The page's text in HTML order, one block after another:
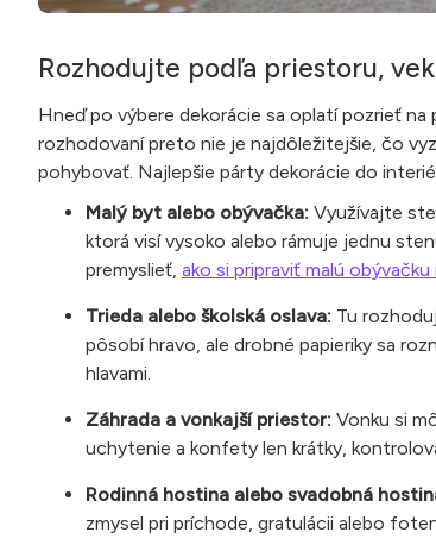
Rozhodujte podľa priestoru,
Hneď po výbere dekorácie sa oplatí pozrieť
rozhodovaní preto nie je najdôležitejšie, čo
pohybovať. Najlepšie párty dekorácie do
Malý byt alebo obývačka: Využívajte
ktorá visí vysoko alebo rámuje jednu
premyslieť, ako si pripraviť malú
Trieda alebo školská oslava: Tu
pôsobí hravo, ale drobné papieriky sa
hlavami.
Záhrada a vonkajší priestor: Vonku si
uchytenie a konfety len krátky,
Rodinná hostina alebo svadobná
zmysel pri príchode, gratulácii alebo